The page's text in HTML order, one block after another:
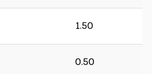
1.50
0.50